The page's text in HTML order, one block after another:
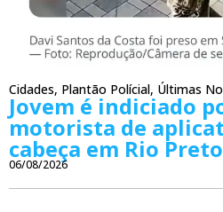
Cidades, Plantão Polícial, Últimas
Jovem é indiciado
motorista de
cabeça em Rio Preto
06/08/2026